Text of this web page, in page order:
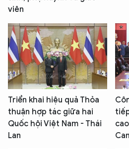
viên
Triển khai hiệu quả Thỏa
thuận hợp tác giữa hai
Quốc hội Việt Nam - Thái
Lan